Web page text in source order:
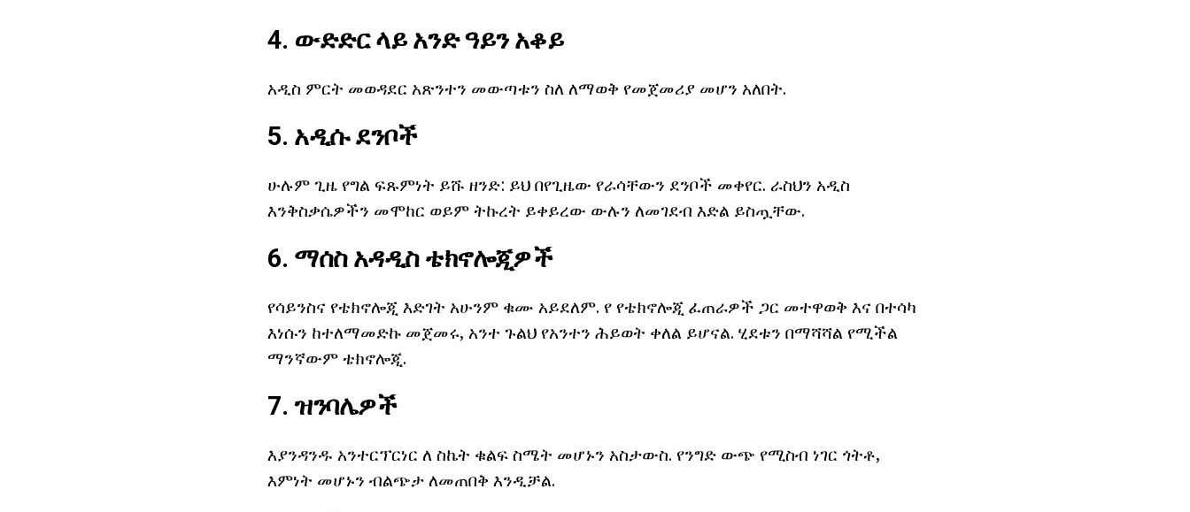
4. ውድድር ላይ አንድ ዓይን አቆይ
አዲስ ምርት መወዳደር አጽንተን መውጣቱን ስለ ለማወቅ የመጀመሪያ መሆን አለበት.
5. አዲሱ ደንቦች
ሁሉም ጊዜ የግል ፍጹምነት ይሹ ዘንድ: ይህ በየጊዜው የራሳቸውን ደንቦች መቀየር. ራስህን አዲስ
እንቅስቃሴዎችን መሞከር ወይም ትኩረት ይቀይረው ውሉን ለመገደብ እድል ይስጧቸው.
6. ማሰስ አዳዲስ ቴክኖሎጂዎች
የሳይንስና የቴክኖሎጂ እድገት አሁንም ቁሙ አይደለም. የ የቴክኖሎጂ ፈጠራዎች ጋር መተዋወቅ እና በተሳካ
እነሱን ከተለማመድኩ መጀመሩ, አንተ ጉልህ የአንተን ሕይወት ቀለል ይሆናል. ሂደቱን በማሻሻል የሚችል
ማንኛውም ቴክኖሎጂ.
7. ዝንባሌዎች
እያንዳንዱ አንተርፕርነር ለ ስኬት ቁልፍ ስሜት መሆኑን አስታውስ. የንግድ ውጭ የሚስብ ነገር ጎትቶ,
እምነት መሆኑን ብልጭታ ለመጠበቅ እንዲቻል.